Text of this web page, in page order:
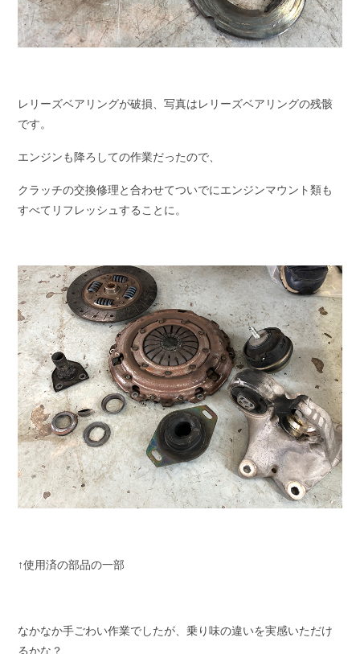
レリーズベアリングが破損、写真はレリーズベアリングの残骸
です。
エンジンも降ろしての作業だったので、
クラッチの交換修理と合わせてついでにエンジンマウント類も
すべてリフレッシュすることに。
↑使用済の部品の一部
なかなか手ごわい作業でしたが、乗り味の違いを実感いただけ
るかな？